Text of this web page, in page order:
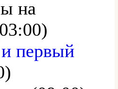
на
первый